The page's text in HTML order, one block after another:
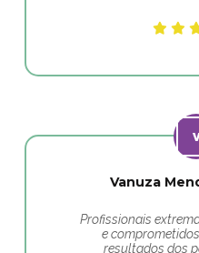
Vanuza
Profissionais
e
resultados dos